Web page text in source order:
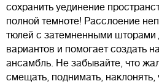
сохранить уединение
полной темноте! Расслоение
тюлей с затемненными шторами
вариантов и помогает создать
ансамбль. Не забывайте, что
смещать, поднимать, наклонять,